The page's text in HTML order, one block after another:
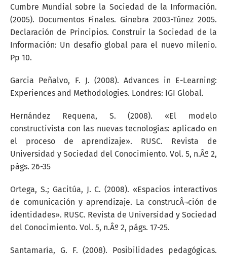
Cumbre Mundial sobre la Sociedad de la Información.
(2005). Documentos Finales. Ginebra 2003-Túnez 2005.
Declaración de Principios. Construir la Sociedad de la
Información: Un desafío global para el nuevo milenio.
Pp 10.
Garcia Peñalvo, F. J. (2008). Advances in E-Learning:
Experiences and Methodologies. Londres: IGI Global.
Hernández Requena, S. (2008). «El modelo
constructivista con las nuevas tecnologías: aplicado en
el proceso de aprendizaje». RUSC. Revista de
Universidad y Sociedad del Conocimiento. Vol. 5, n.Âº 2,
págs. 26-35
Ortega, S.; Gacitúa, J. C. (2008). «Espacios interactivos
de comunicación y aprendizaje. La construcÂ¬ción de
identidades». RUSC. Revista de Universidad y Sociedad
del Conocimiento. Vol. 5, n.Âº 2, págs. 17-25.
Santamaría, G. F. (2008). Posibilidades pedagógicas.